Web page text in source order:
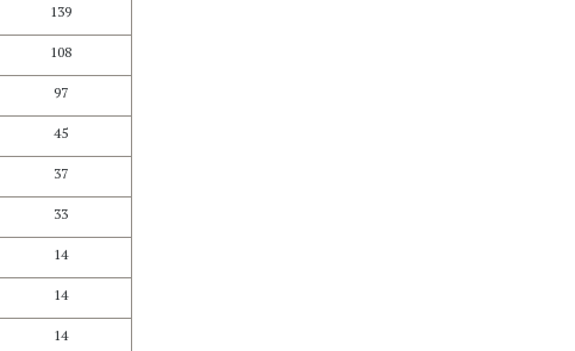
139
108
97
45
37
33
14
14
14